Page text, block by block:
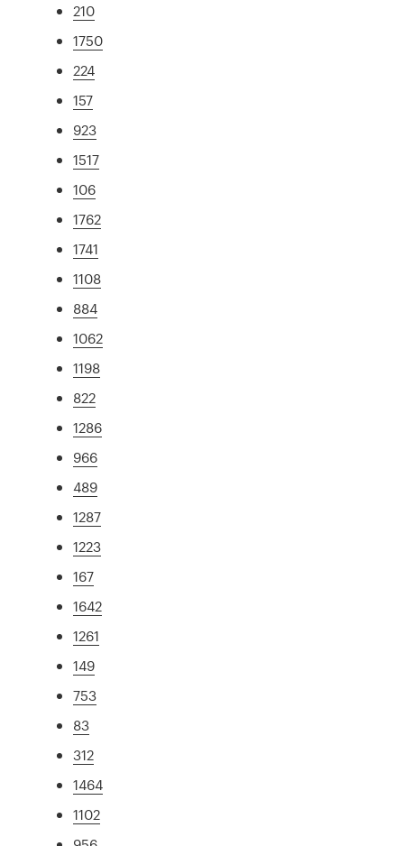
210
1750
224
157
923
1517
106
1762
1741
1108
884
1062
1198
822
1286
966
489
1287
1223
167
1642
1261
149
753
83
312
1464
1102